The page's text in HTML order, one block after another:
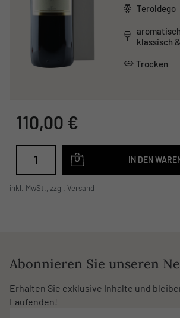
Teroldego
aromatisch
klassisch
Trocken
110,00 €
IN DEN
inkl. MwSt., zzgl. Versand
Abonnieren Sie unseren
Erhalten Sie exklusive Inhalte und
Laufenden!